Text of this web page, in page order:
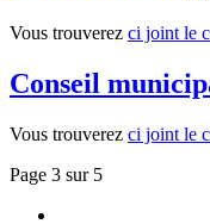
Vous trouverez ci joint le
Conseil
Vous trouverez ci joint le
Page 3 sur 5